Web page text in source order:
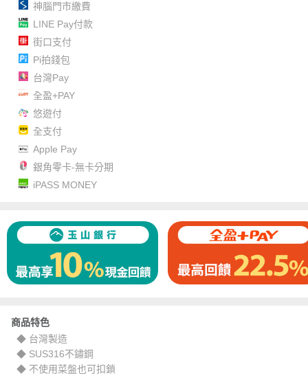
神腦門市繳費
LINE Pay付款
街口支付
Pi拍錢包
台灣Pay
全盈+PAY
悠遊付
全支付
Apple Pay
銀角零卡-無卡分期
iPASS MONEY
商品特色
◆ 台灣製造
◆ SUS316不鏽鋼
◆ 不使用菜盤也可扣鎖